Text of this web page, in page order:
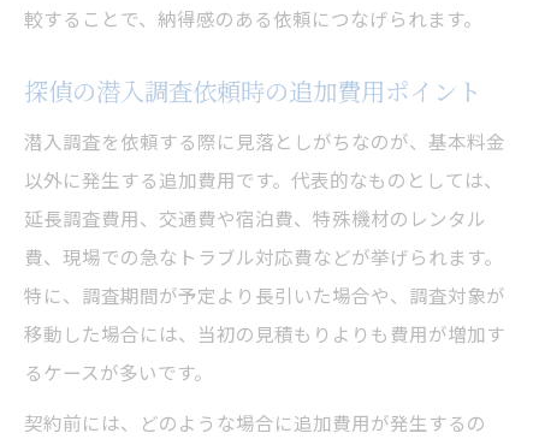
較することで、納得感のある依頼につなげられます。
探偵の潜入調査依頼時の追加費用ポイント
潜入調査を依頼する際に見落としがちなのが、基本料金
以外に発生する追加費用です。代表的なものとしては、
延長調査費用、交通費や宿泊費、特殊機材のレンタル
費、現場での急なトラブル対応費などが挙げられます。
特に、調査期間が予定より長引いた場合や、調査対象が
移動した場合には、当初の見積もりよりも費用が増加す
るケースが多いです。
契約前には、どのような場合に追加費用が発生するの